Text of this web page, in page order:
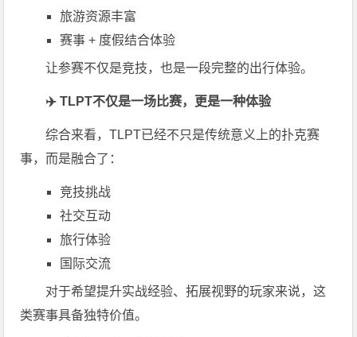
旅游资源丰富
赛事 + 度假结合体验
让参赛不仅是竞技，也是一段完整的出行体验。
✈️ TLPT不仅是一场比赛，更是一种体验
综合来看，TLPT已经不只是传统意义上的扑克赛
事，而是融合了：
竞技挑战
社交互动
旅行体验
国际交流
对于希望提升实战经验、拓展视野的玩家来说，这
类赛事具备独特价值。